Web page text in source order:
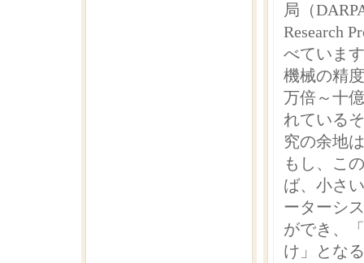
局（
Research
べていま
機械の精
万倍～十
れている
究の余地
もし、こ
ば、小さ
ーターシ
ができ、
け」とな